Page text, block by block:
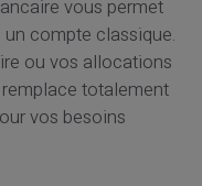
vous permet
compte classique.
ou vos allocations
totalement
vos besoins